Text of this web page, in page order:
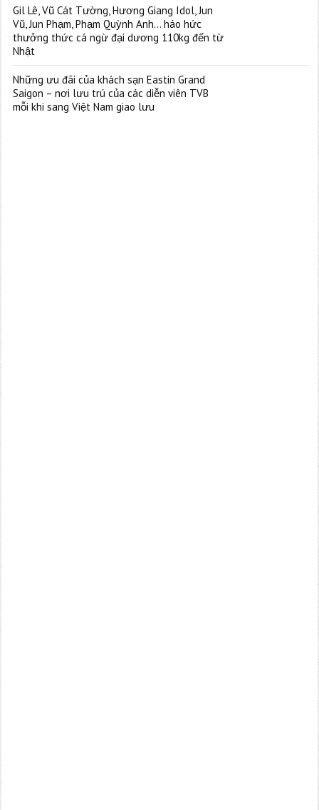
Gil Lê, Vũ Cát Tường, Hương Giang Idol, Jun
Vũ, Jun Phạm, Phạm Quỳnh Anh… háo hức
thưởng thức cá ngừ đại dương 110kg đến từ
Nhật
Những ưu đãi của khách sạn Eastin Grand
Saigon – nơi lưu trú của các diễn viên TVB
mỗi khi sang Việt Nam giao lưu